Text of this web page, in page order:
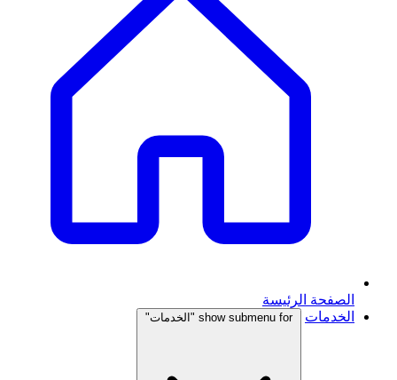
الصفحة الرئيسة
الخدمات
show submenu for "الخدمات"